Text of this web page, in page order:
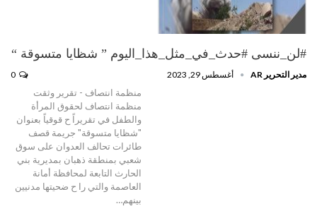
#لن_ننسى #حدث_في_مثل_هذا_اليوم ” شظايا متسوقة “
مدير التحرير AR أغسطس 29, 2023
منظمة انتصاف - تقرير وثقت
منظمة انتصاف لحقوق المرأة
والطفل في تقريراً ح قوقياً بعنوان
"شظايا متسوقة" جريمة قصف
طائرات تحالف العدوان على سوق
شعبي بمنطقة ذهبان بمديرية بني
الحارث التابعة لمحافظة أمانة
العاصمة والتي را ح ضحيتها مدنيين
بينهم…